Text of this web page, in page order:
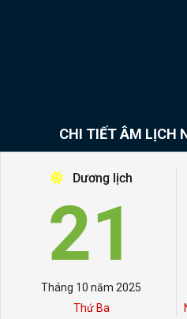
CHI TIẾT ÂM LỊCH
Dương lịch
21
Tháng 10 năm 2025
Thứ Ba